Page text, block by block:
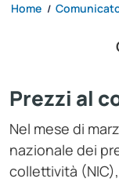
Home /
Prezzi al
Nel mese di
nazionale dei
collettività